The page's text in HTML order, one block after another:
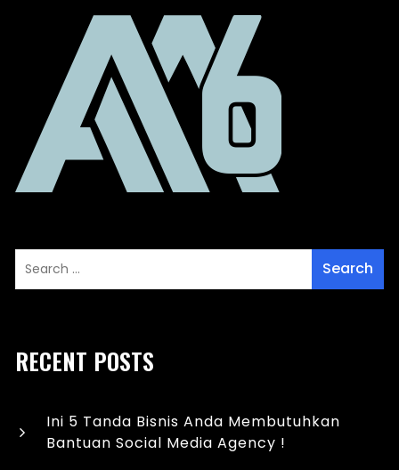
RECENT POSTS
Ini 5 Tanda Bisnis Anda Membutuhkan
Bantuan Social Media Agency !